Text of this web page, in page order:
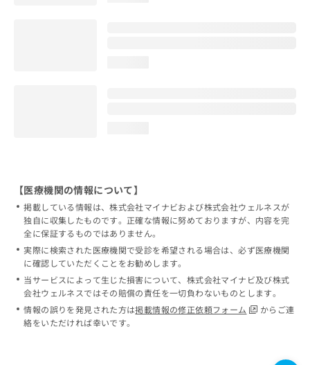
【医療機関の情報について】
掲載している情報は、株式会社マイナビおよび株式会社ウェルネスが
独自に収集したものです。正確な情報に努めておりますが、内容を完
全に保証するものではありません。
実際に検索された医療機関で受診を希望される場合は、必ず医療機関
に確認していただくことをお勧めします。
当サービスによって生じた損害について、株式会社マイナビ及び株式
会社ウェルネスではその賠償の責任を一切負わないものとします。
情報の誤りを発見された方は掲載情報の修正依頼フォーム
からご連
絡をいただければ幸いです。